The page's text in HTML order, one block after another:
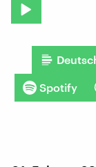
Spotify